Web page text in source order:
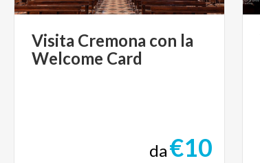
Visita Cremona con la
Welcome Card
da€10